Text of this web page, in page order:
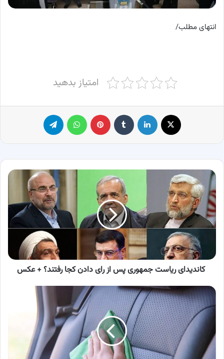
انتهای مطلب/
امتیاز بدهید
لینکدین ‫تامبلر پینترست
کاندیدای
ریاست
جمهوری
پس
از
رای
رفتند؟
کاندیدای ریاست جمهوری پس از رای دادن کجا رفتند؟ + عکس
راه
های
تمیز
کردن
روکش
صندلی
ماشین